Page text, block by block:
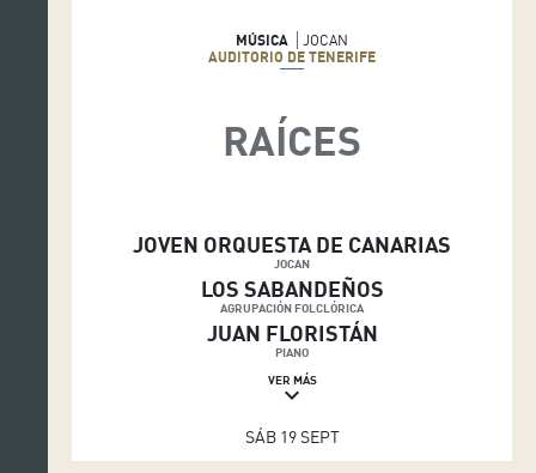
MÚSICA
JOCAN
AUDITORIO DE TENERIFE
RAÍCES
JOVEN ORQUESTA DE CANARIAS
JOCAN
LOS SABANDEÑOS
AGRUPACIÓN FOLCLÓRICA
JUAN FLORISTÁN
PIANO
VER MÁS
keyboard_arrow_down
SÁB 19 SEPT